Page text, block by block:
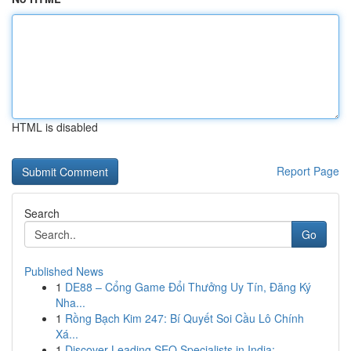
HTML is disabled
Report Page
Search
Go
Published News
1 DE88 – Cổng Game Đổi Thưởng Uy Tín, Đăng Ký
Nha...
1 Rồng Bạch Kim 247: Bí Quyết Soi Cầu Lô Chính
Xá...